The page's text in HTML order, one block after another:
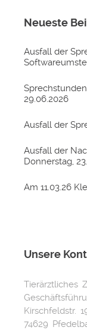
Neueste
Ausfall der
29.06.2026
Ausfall der
Ausfall der
Donnerstag,
Am 11.03.26
Unsere
Tierärztliches
Kirschfeldstr.
74629